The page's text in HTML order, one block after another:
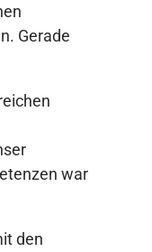
Gerade
war
den